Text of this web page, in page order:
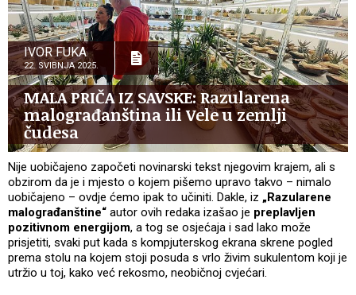
IVOR FUKA
22. SVIBNJA 2025.
MALA PRIČA IZ SAVSKE: Razularena
malograđanština ili Vele u zemlji
čudesa
Nije uobičajeno započeti novinarski tekst njegovim krajem, ali s
obzirom da je i mjesto o kojem pišemo upravo takvo – nimalo
uobičajeno – ovdje ćemo ipak to učiniti. Dakle, iz „Razularene
malograđanštine“ autor ovih redaka izašao je preplavljen
pozitivnom energijom, a tog se osjećaja i sad lako može
prisjetiti, svaki put kada s kompjuterskog ekrana skrene pogled
prema stolu na kojem stoji posuda s vrlo živim sukulentom koji je
utržio u toj, kako već rekosmo, neobičnoj cvjećari.